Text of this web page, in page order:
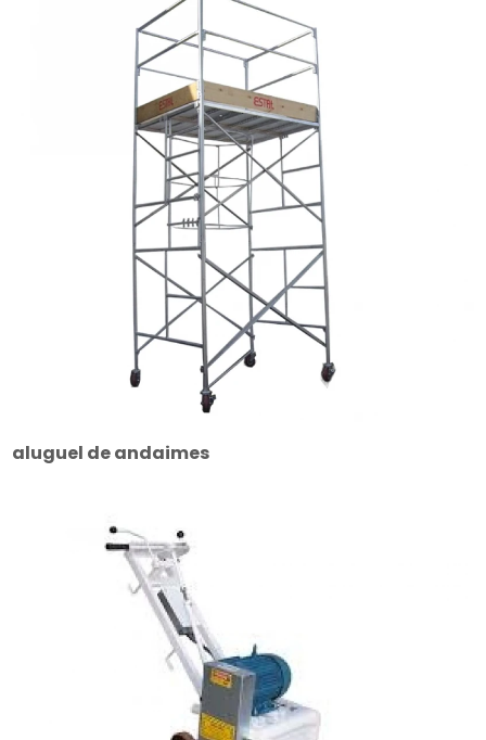
aluguel de andaimes